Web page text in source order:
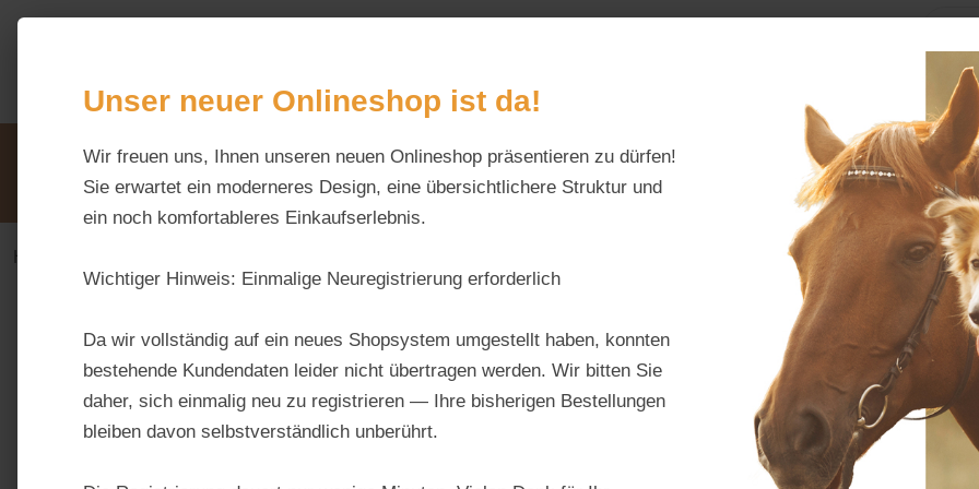
Hauptinhalt springen
Zur Suche springen
Alles fürs
Unsere VorteileBeratung via WhatsApp:
0176 / 99 66 31 80
Schreiben Sie uns:
info@tierfutter-fischer.de
Öffnungszeiten:
Mo–Fr: 9–18 Uhr ·
Haus & Hoftiere
Dr.
–
Unser neuer Onlineshop ist da!
Wir freuen uns, Ihnen unseren neuen Onlineshop präsentieren zu dürfen!
Sie erwartet ein moderneres Design, eine übersichtlichere Struktur und
ein noch komfortableres Einkaufserlebnis.
Wichtiger Hinweis: Einmalige Neuregistrierung erforderlich
Da wir vollständig auf ein neues Shopsystem umgestellt haben, konnten
bestehende Kundendaten leider nicht übertragen werden. Wir bitten Sie
daher, sich einmalig neu zu registrieren — Ihre bisherigen Bestellungen
bleiben davon selbstverständlich unberührt.